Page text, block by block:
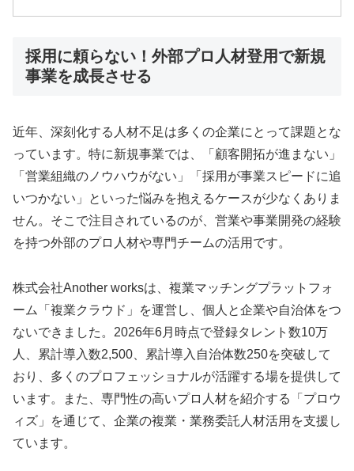
採用に頼らない！外部プロ人材登用で新規
事業を成長させる
近年、深刻化する人材不足は多くの企業にとって課題とな
っています。特に新規事業では、「顧客開拓が進まない」
「営業組織のノウハウがない」「採用が事業スピードに追
いつかない」といった悩みを抱えるケースが少なくありま
せん。そこで注目されているのが、営業や事業開発の経験
を持つ外部のプロ人材や専門チームの活用です。
株式会社Another worksは、複業マッチングプラットフォ
ーム「複業クラウド」を運営し、個人と企業や自治体をつ
ないできました。2026年6月時点で登録タレント数10万
人、累計導入数2,500、累計導入自治体数250を突破して
おり、多くのプロフェッショナルが活躍する場を提供して
います。また、専門性の高いプロ人材を紹介する「プロウ
ィズ」を通じて、企業の複業・業務委託人材活用を支援し
ています。